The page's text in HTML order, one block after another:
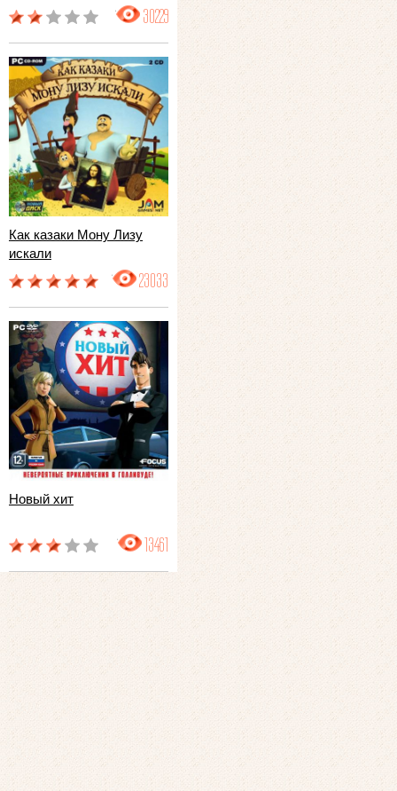
30229
Как казаки Мону Лизу
искали
23033
Новый хит
13461